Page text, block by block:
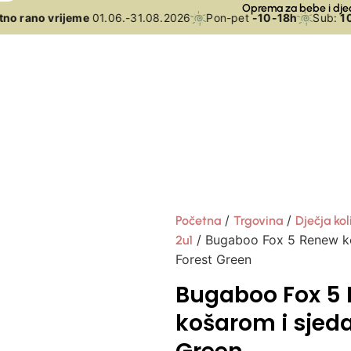
rano vrijeme01.06.-31.08.2026 Pon-pet-10-18h Sub:10-
Oprema za bebe i
Početna / Trgovina / Dječja
2u1 / Bugaboo Fox 5 Renew
Forest Green
Bugaboo Fox
košarom i